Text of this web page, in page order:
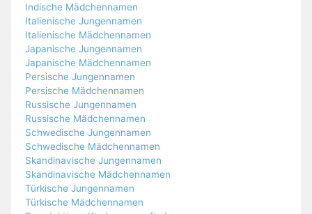
Indische Mädchennamen
Italienische Jungennamen
Italienische Mädchennamen
Japanische Jungennamen
Japanische Mädchennamen
Persische Jungennamen
Persische Mädchennamen
Russische Jungennamen
Russische Mädchennamen
Schwedische Jungennamen
Schwedische Mädchennamen
Skandinavische Jungennamen
Skandinavische Mädchennamen
Türkische Jungennamen
Türkische Mädchennamen